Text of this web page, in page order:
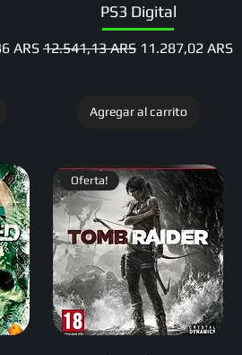
oferta
ARS
PS3 Digital
Precio
12.541,13 ARS Precio de oferta
11.287,02 ARS
Agregar al carrito
Oferta!